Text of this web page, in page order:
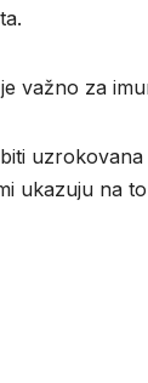
važno za
ukazuju na